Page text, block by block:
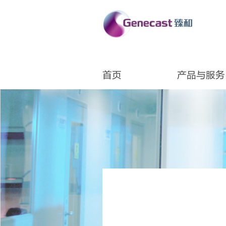
首页 产品与服务